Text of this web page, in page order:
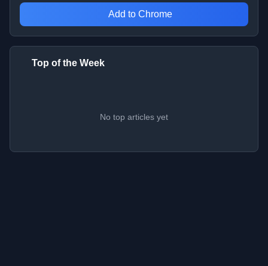
Add to Chrome
Top of the Week
No top articles yet